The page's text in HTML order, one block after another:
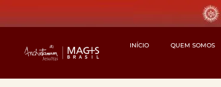
INÍCIO QUEM SOMOS